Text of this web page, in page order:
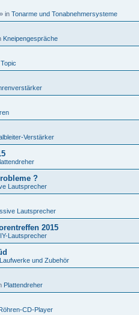
» in Tonarme und Tonabnehmersysteme
Kneipengespräche
Verstärker
?
Lautsprecher
Lautsprecher
2015
Lautsprecher
und Zubehör
Plattendreher
CD-Player